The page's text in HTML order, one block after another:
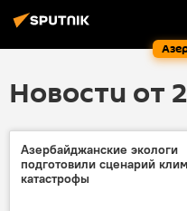
Новости от
Азербайджанские экологи
подготовили сценарий
катастрофы